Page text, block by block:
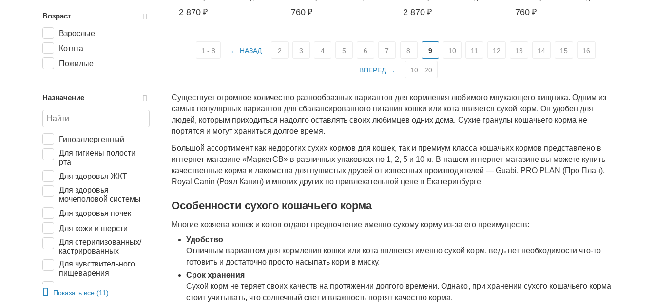
Существует огромное количество разнообразных вариантов для кормления любимого мяукающего хищника. Одним из
самых популярных вариантов для сбалансированного питания кошки или кота является сухой корм. Он удобен для
людей, которым приходиться надолго оставлять своих любимцев одних дома. Сухие гранулы кошачьего корма не
портятся и могут храниться долгое время.
Большой ассортимент как недорогих сухих кормов для кошек, так и премиум класса кошачьих кормов представлено в
интернет-магазине «МаркетСВ» в различных упаковках по 1, 2, 5 и 10 кг. В нашем интернет-магазине вы можете купить
качественные корма и лакомства для пушистых друзей от известных производителей — Guabi, PRO PLAN (Про План),
Royal Canin (Роял Канин) и многих других по привлекательной цене в Екатеринбурге.
Особенности сухого кошачьего корма
Многие хозяева кошек и котов отдают предпочтение именно сухому корму из-за его преимуществ:
Удобство
Отличным вариантом для кормления кошки или кота является именно сухой корм, ведь нет необходимости что-то
готовить и достаточно просто насыпать корм в миску.
Срок хранения
Сухой корм не теряет своих качеств на протяжении долгого времени. Однако, при хранении сухого кошачьего корма
стоит учитывать, что солнечный свет и влажность портят качество корма.
мясом ягненка и индейкой,
2 870 ₽
мясом ягненка и индейкой,
760 ₽
мясом ягненка и индейкой,
2 870 ₽
мясом ягненка и индейкой,
760 ₽
1 - 8 НАЗАД 2 3 4 5 6 7 8 9 10 11 12 13 14 15 16
ВПЕРЕД 10 - 20
Утка
Цыпленок
Ягненок
Возраст
Взрослые
Котята
Пожилые
Назначение
Гипоаллергенный
Для гигиены полости
рта
Для здоровья ЖКТ
Для здоровья
мочеполовой системы
Для здоровья почек
Для кожи и шерсти
Для стерилизованных/
кастрированных
Для чувствительного
пищеварения
Показать все (11)